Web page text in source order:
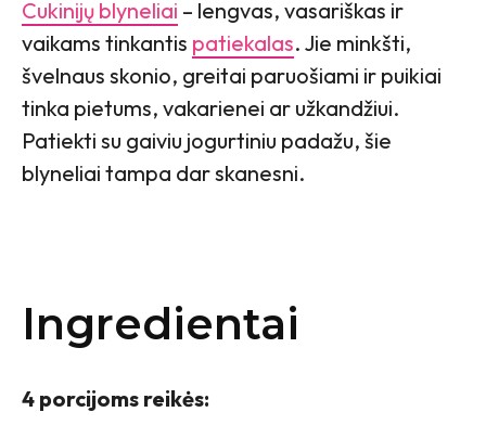
Cukinijų blyneliai – lengvas, vasariškas ir
vaikams tinkantis patiekalas. Jie minkšti,
švelnaus skonio, greitai paruošiami ir puikiai
tinka pietums, vakarienei ar užkandžiui.
Patiekti su gaiviu jogurtiniu padažu, šie
blyneliai tampa dar skanesni.
Ingredientai
4 porcijoms reikės: